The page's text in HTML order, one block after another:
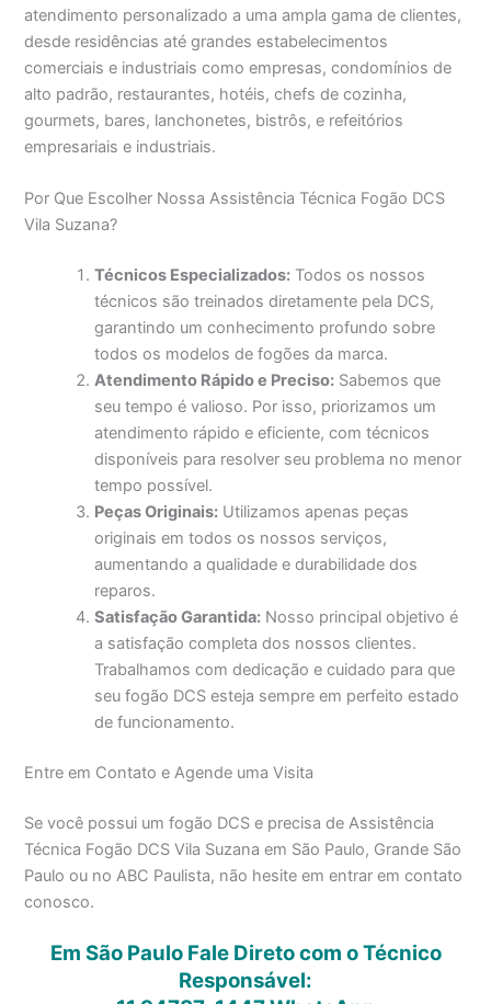
atendimento personalizado a uma ampla gama de clientes,
desde residências até grandes estabelecimentos
comerciais e industriais como empresas, condomínios de
alto padrão, restaurantes, hotéis, chefs de cozinha,
gourmets, bares, lanchonetes, bistrôs, e refeitórios
empresariais e industriais.
Por Que Escolher Nossa Assistência Técnica Fogão DCS
Vila Suzana?
Técnicos Especializados: Todos os nossos
técnicos são treinados diretamente pela DCS,
garantindo um conhecimento profundo sobre
todos os modelos de fogões da marca.
Atendimento Rápido e Preciso: Sabemos que
seu tempo é valioso. Por isso, priorizamos um
atendimento rápido e eficiente, com técnicos
disponíveis para resolver seu problema no menor
tempo possível.
Peças Originais: Utilizamos apenas peças
originais em todos os nossos serviços,
aumentando a qualidade e durabilidade dos
reparos.
Satisfação Garantida: Nosso principal objetivo é
a satisfação completa dos nossos clientes.
Trabalhamos com dedicação e cuidado para que
seu fogão DCS esteja sempre em perfeito estado
de funcionamento.
Entre em Contato e Agende uma Visita
Se você possui um fogão DCS e precisa de Assistência
Técnica Fogão DCS Vila Suzana em São Paulo, Grande São
Paulo ou no ABC Paulista, não hesite em entrar em contato
conosco.
Em São Paulo Fale Direto com o Técnico
Responsável: